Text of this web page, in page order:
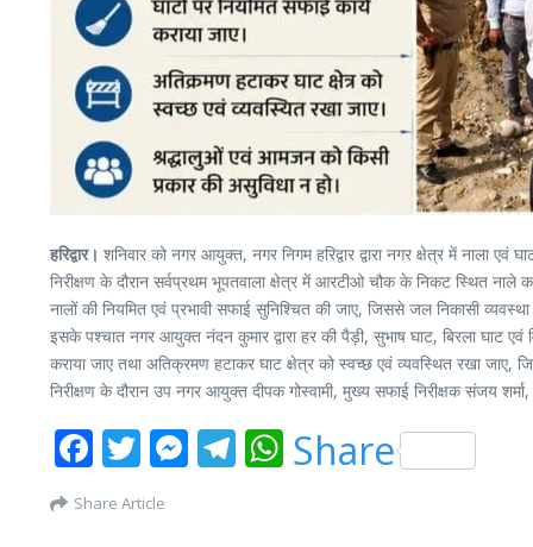
हरिद्वार। शनिवार को नगर आयुक्त, नगर निगम हरिद्वार द्वारा नगर क्षेत्र में नाला एवं
निरीक्षण के दौरान सर्वप्रथम भूपतवाला क्षेत्र में आरटीओ चौक के निकट स्थित नाले
नालों की नियमित एवं प्रभावी सफाई सुनिश्चित की जाए, जिससे जल निकासी
इसके पश्चात नगर आयुक्त नंदन कुमार द्वारा हर की पैड़ी, सुभाष घाट, बिरला घाट एवं
कराया जाए तथा अतिक्रमण हटाकर घाट क्षेत्र को स्वच्छ एवं व्यवस्थित रखा
निरीक्षण के दौरान उप नगर आयुक्त दीपक गोस्वामी, मुख्य सफाई निरीक्षक संजय
Facebook
Twitter
Messenger
Telegram
WhatsApp
Share
Share Article